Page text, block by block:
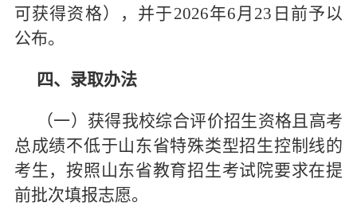
可获得资格），并于2026年6月23日前予以
公布。
四、录取办法
（一）获得我校综合评价招生资格且高考
总成绩不低于山东省特殊类型招生控制线的
考生，按照山东省教育招生考试院要求在提
前批次填报志愿。